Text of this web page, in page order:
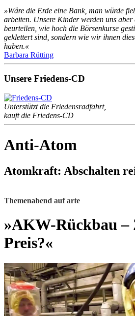
»Wäre die Erde eine Bank, man würde
arbeiten. Unsere Kinder werden uns
beurteilen, wie hoch die Börsenkurse
geklettert sind, sondern wie wir ihnen
haben.«
Barbara Rütting
Unsere Friedens-CD
Unterstützt die Friedensradfahrt,
kauft die Friedens-CD
Anti-Atom
Atomkraft: Abschalten
Themenabend auf arte
»AKW-Rückbau –
Preis?«